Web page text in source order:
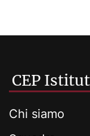
CEP
Chi siamo